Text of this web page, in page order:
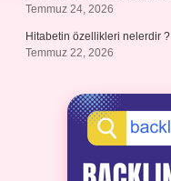
Temmuz 24, 2026
Hitabetin özellikleri nelerdir ?
Temmuz 22, 2026